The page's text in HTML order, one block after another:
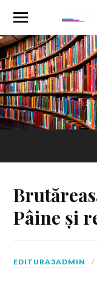
Pâine și
EDITURA3ADMIN